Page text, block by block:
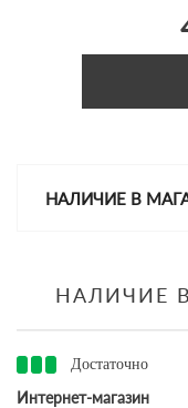
НАЛИЧИЕ В
НАЛИЧИЕ
Достаточно
Интернет-магазин